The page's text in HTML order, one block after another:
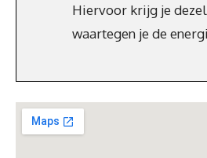
Hiervoor krijg je
waartegen je de